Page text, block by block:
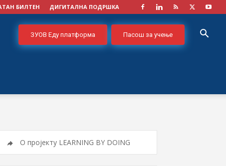
БИЛТЕН ДИГИТАЛНА ПОДРШКА
ЗУОВ Еду платформа Пасош за учење
О пројекту LEARNING BY DOING